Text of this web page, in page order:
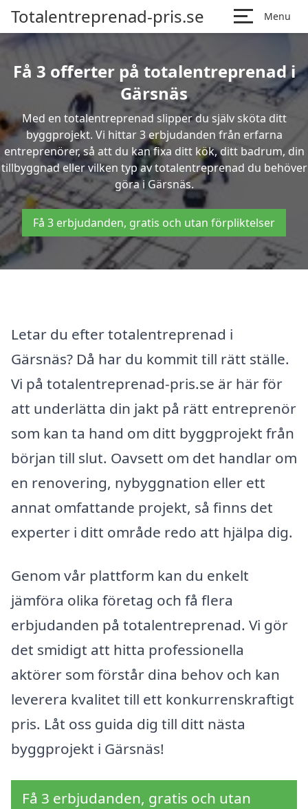
Totalentreprenad-pris.se Menu
Få 3 offerter på totalentreprenad i
Gärsnäs
Med en totalentreprenad slipper du själv sköta ditt
byggprojekt. Vi hittar 3 erbjudanden från erfarna
entreprenörer, så att du kan fixa ditt kök, ditt badrum, din
tillbyggnad eller vilken typ av totalentreprenad du behöver
göra i Gärsnäs.
Få 3 erbjudanden, gratis och utan förpliktelser
Letar du efter totalentreprenad i
Gärsnäs? Då har du kommit till rätt ställe.
Vi på totalentreprenad-pris.se är här för
att underlätta din jakt på rätt entreprenör
som kan ta hand om ditt byggprojekt från
början till slut. Oavsett om det handlar om
en renovering, nybyggnation eller ett
annat omfattande projekt, så finns det
experter i ditt område redo att hjälpa dig.
Genom vår plattform kan du enkelt
jämföra olika företag och få flera
erbjudanden på totalentreprenad. Vi gör
det smidigt att hitta professionella
aktörer som förstår dina behov och kan
leverera kvalitet till ett konkurrenskraftigt
pris. Låt oss guida dig till ditt nästa
byggprojekt i Gärsnäs!
Få 3 erbjudanden, gratis och utan